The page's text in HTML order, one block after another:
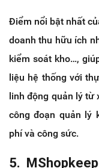
Điểm nổi bật nhất
doanh thu hữu ích
kiểm soát kho…,
liệu hệ thống với
linh động quản lý
công đoạn quản lý
phí và công sức.
5.